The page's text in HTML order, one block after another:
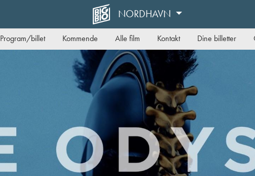
NORDHAVN
Program/billet Kommende Alle film Kontakt Dine billetter